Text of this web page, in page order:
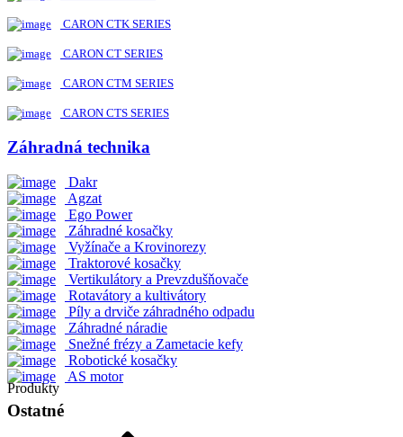
CARON CTK SERIES
CARON CT SERIES
CARON CTM SERIES
CARON CTS SERIES
Záhradná technika
Dakr
Agzat
Ego Power
Záhradné kosačky
Vyžínače a Krovinorezy
Traktorové kosačky
Vertikulátory a Prevzdušňovače
Rotavátory a kultivátory
Píly a drviče záhradného odpadu
Záhradné náradie
Snežné frézy a Zametacie kefy
Robotické kosačky
AS motor
Ostatné
Produkty